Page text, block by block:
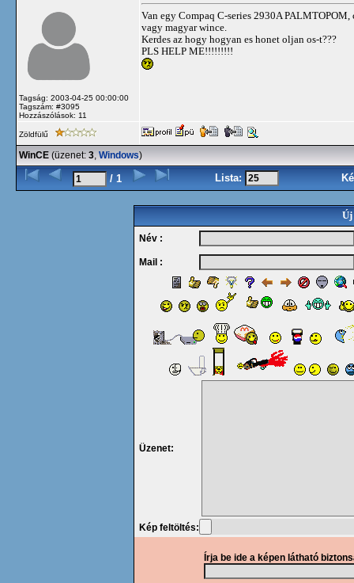
Tagság: 2003-04-25 00:00:00
Tagszám: #3095
Hozzászólások: 11
Van egy Compaq C-series 2930A
vagy magyar wince.
Kerdes az hogy hogyan es honet oljan os-t???
PLS HELP ME!!!!!!!!!
Zöldfülű
WinCE (üzenet: 3, Windows)
/ 1 Lista:
Új
Név :
Mail :
Üzenet:
Kép feltöltés:
Írja be ide a képen látható